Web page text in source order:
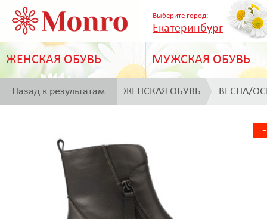
Выберите город:
Екатеринбург
ЖЕНСКАЯ ОБУВЬ МУЖСКАЯ ОБУВЬ
Назад к результатам ЖЕНСКАЯ ОБУВЬ ВЕСНА/